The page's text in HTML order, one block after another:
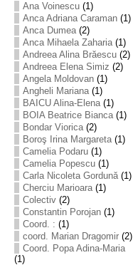
Ana Voinescu(1)
Anca Adriana Caraman(1)
Anca Dumea(2)
Anca Mihaela Zaharia(1)
Andreea Alina Brăescu(2)
Andreea Elena Simiz (2)
Angela Moldovan(1)
Angheli Mariana(1)
BAICU Alina-Elena(1)
BOIA Beatrice Bianca(1)
Bondar Viorica(2)
Boroş Irina Margareta(1)
Camelia Podaru(1)
Camelia Popescu(1)
Carla Nicoleta Gordună(1)
Cherciu Marioara(1)
Colectiv(2)
Constantin Porojan(1)
Coord. : (1)
coord. Marian Dragomir(2)
Coord. Popa Adina-Maria
(1)